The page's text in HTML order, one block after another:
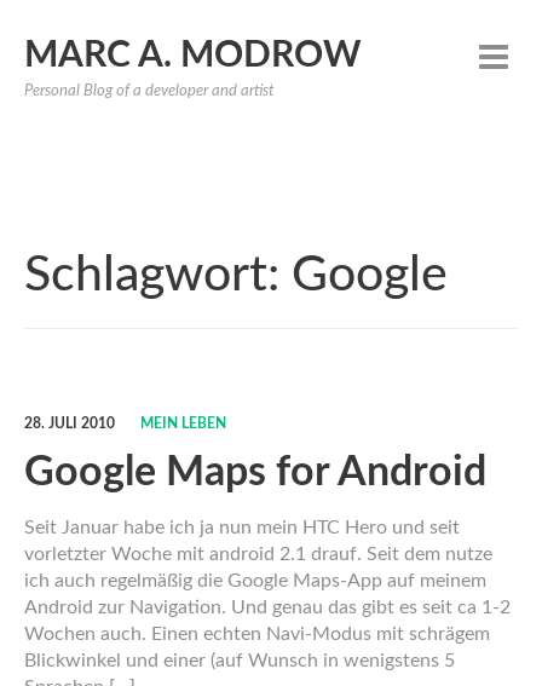
MARC A. MODROW
Personal Blog of a developer and artist
Schlagwort: Google
28. JULI 2010 MEIN LEBEN
Google Maps for Android
Seit Januar habe ich ja nun mein HTC Hero und seit
vorletzter Woche mit android 2.1 drauf. Seit dem nutze
ich auch regelmäßig die Google Maps-App auf meinem
Android zur Navigation. Und genau das gibt es seit ca 1-2
Wochen auch. Einen echten Navi-Modus mit schrägem
Blickwinkel und einer (auf Wunsch in wenigstens 5